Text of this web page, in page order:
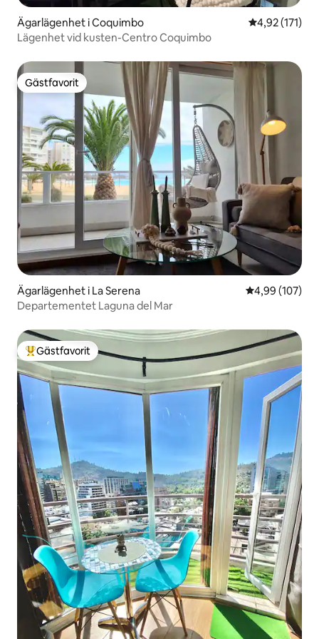
Ägarlägenhet i Coquimbo 4,92 av 5 i
4,92 (171)
Lägenhet vid kusten-Centro Coquimbo
Gästfavorit
Gästfavorit
Ägarlägenhet i La Serena 4,99 av 5 i
4,99 (107)
Departementet Laguna del Mar
Populär gästfavorit
Gästfavorit